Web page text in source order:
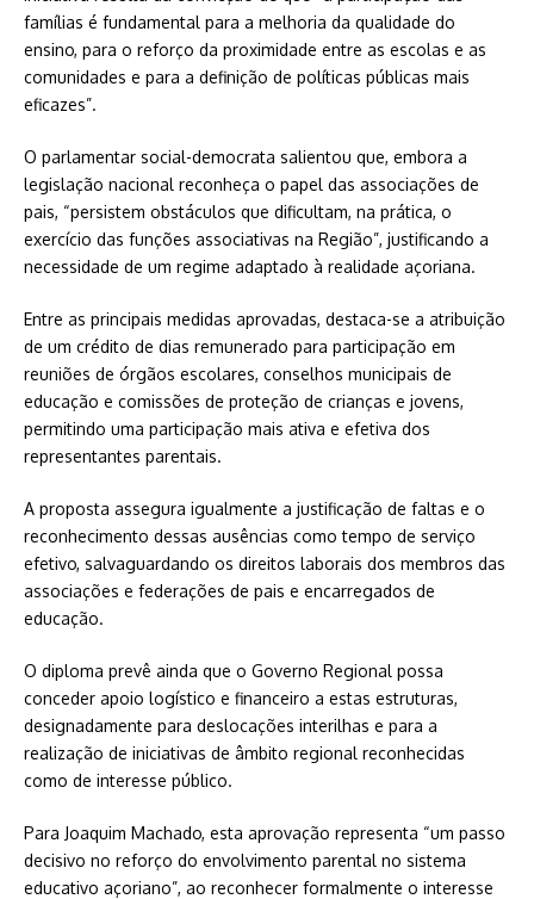
famílias é fundamental para a melhoria da qualidade do
ensino, para o reforço da proximidade entre as escolas e as
comunidades e para a definição de políticas públicas mais
eficazes”.
O parlamentar social-democrata salientou que, embora a
legislação nacional reconheça o papel das associações de
pais, “persistem obstáculos que dificultam, na prática, o
exercício das funções associativas na Região”, justificando a
necessidade de um regime adaptado à realidade açoriana.
Entre as principais medidas aprovadas, destaca-se a atribuição
de um crédito de dias remunerado para participação em
reuniões de órgãos escolares, conselhos municipais de
educação e comissões de proteção de crianças e jovens,
permitindo uma participação mais ativa e efetiva dos
representantes parentais.
A proposta assegura igualmente a justificação de faltas e o
reconhecimento dessas ausências como tempo de serviço
efetivo, salvaguardando os direitos laborais dos membros das
associações e federações de pais e encarregados de
educação.
O diploma prevê ainda que o Governo Regional possa
conceder apoio logístico e financeiro a estas estruturas,
designadamente para deslocações interilhas e para a
realização de iniciativas de âmbito regional reconhecidas
como de interesse público.
Para Joaquim Machado, esta aprovação representa “um passo
decisivo no reforço do envolvimento parental no sistema
educativo açoriano”, ao reconhecer formalmente o interesse